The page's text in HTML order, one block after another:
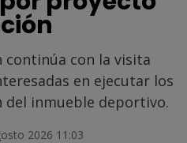
continúa con la visita
en ejecutar los
del inmueble deportivo.
2026 11:03